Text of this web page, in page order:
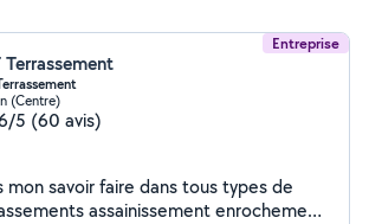
Entreprise
Terrassement
(Centre)
5 (60 avis)
mon savoir faire dans tous types de
assainissement enrochement,